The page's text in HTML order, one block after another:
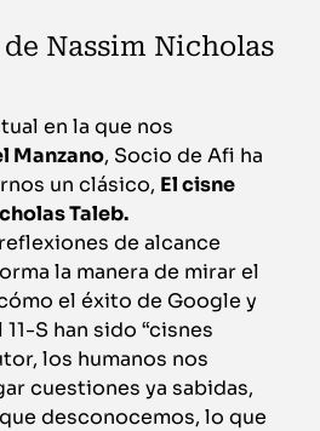
Nassim Nicholas
en la que nos
Manzano, Socio de Afi ha
un clásico, El cisne
Taleb.
de alcance
la manera de mirar el
el éxito de Google y
S han sido “cisnes
los humanos nos
cuestiones ya sabidas,
desconocemos, lo que